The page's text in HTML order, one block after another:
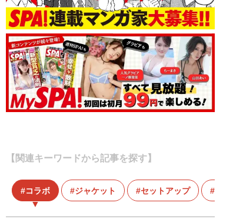
【関連キーワードから記事を探す】
コラボ ジャケット セットアップ